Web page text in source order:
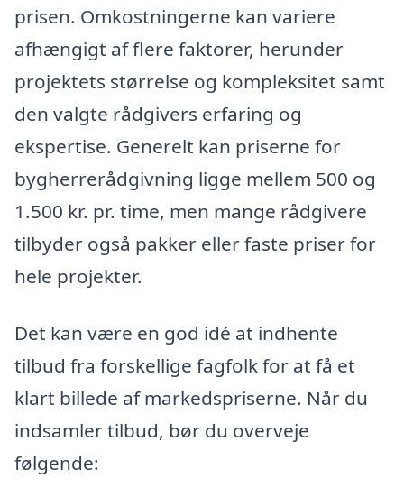
prisen. Omkostningerne kan variere
afhængigt af flere faktorer, herunder
projektets størrelse og kompleksitet samt
den valgte rådgivers erfaring og
ekspertise. Generelt kan priserne for
bygherrerådgivning ligge mellem 500 og
1.500 kr. pr. time, men mange rådgivere
tilbyder også pakker eller faste priser for
hele projekter.
Det kan være en god idé at indhente
tilbud fra forskellige fagfolk for at få et
klart billede af markedspriserne. Når du
indsamler tilbud, bør du overveje
følgende: